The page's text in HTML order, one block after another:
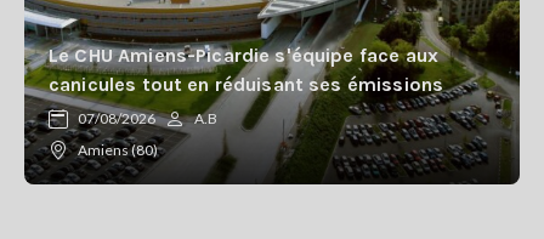
Le CHU Amiens-Picardie s'équipe face aux
canicules tout en réduisant ses émissions
07/08/2026
A.B
Amiens (80)